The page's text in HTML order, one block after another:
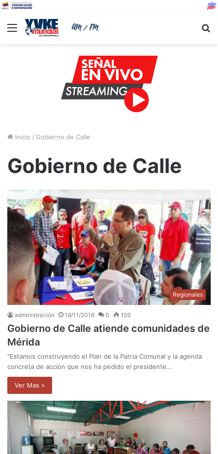
Menu
Inicio / Gobierno de Calle
Gobierno de Calle
Regionales
administración 19/11/2016 0 159
Gobierno de Calle atiende comunidades de
Mérida
"Estamos construyendo el Plan de la Patria Comunal y la agenda
concreta de acción que nos ha pedido el presidente…
Ver Mas »